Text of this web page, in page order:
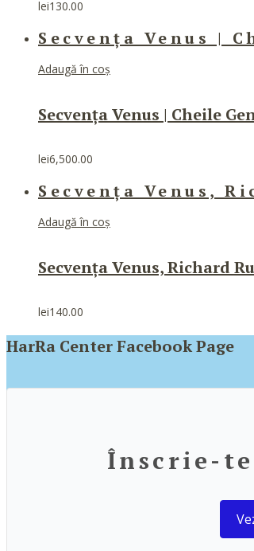
lei130.00
Secvența Venus |
Adaugă în coș
Secvența Venus | Cheile
lei6,500.00
Secvența Venus,
Adaugă în coș
Secvența Venus, Richard
lei140.00
HarRa Center Facebook Page
Înscrie-